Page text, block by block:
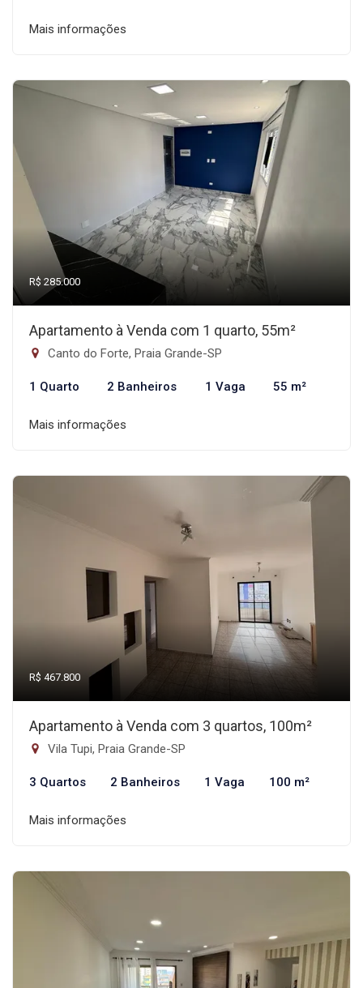
Mais informações
R$ 285.000
Apartamento à Venda com 1 quarto, 55m²
Canto do Forte, Praia Grande-SP
1 Quarto 2 Banheiros 1 Vaga 55 m²
Mais informações
R$ 467.800
Apartamento à Venda com 3 quartos, 100m²
Vila Tupi, Praia Grande-SP
3 Quartos 2 Banheiros 1 Vaga 100 m²
Mais informações